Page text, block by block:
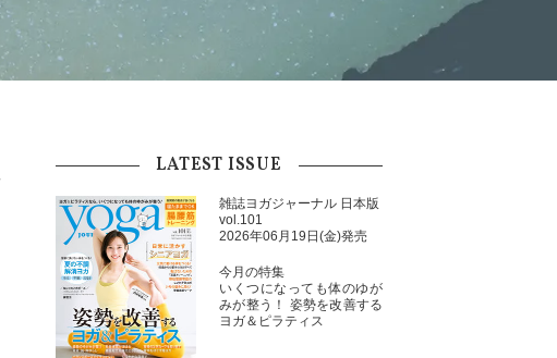
LATEST ISSUE
雑誌ヨガジャーナル 日本版
vol.101
2026年06月19日(金)発売
今月の特集
いくつになっても体のゆが
みが整う！ 姿勢を改善する
ヨガ＆ピラティス